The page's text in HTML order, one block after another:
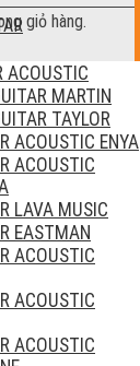
giỏ hàng.
ACOUSTIC
MARTIN
TAYLOR
ACOUSTIC ENYA
ACOUSTIC
LAVA MUSIC
EASTMAN
ACOUSTIC
ACOUSTIC
ACOUSTIC